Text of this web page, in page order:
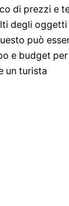
di prezzi e
degli oggetti
può
e budget
un turista